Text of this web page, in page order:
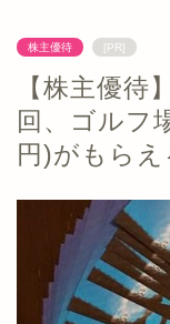
株主優待 [PR]
【株主優待
回、ゴルフ
円)がもらえ